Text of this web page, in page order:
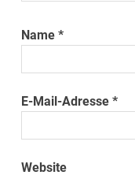
Name*
E-Mail-Adresse*
Website